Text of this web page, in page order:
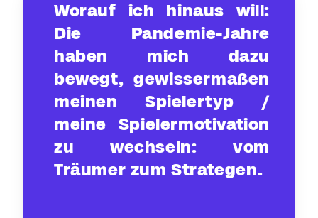
Worauf ich hinaus will:
Die Pandemie-Jahre
haben mich dazu
bewegt, gewissermaßen
meinen Spielertyp /
meine Spielermotivation
zu wechseln: vom
Träumer zum Strategen.